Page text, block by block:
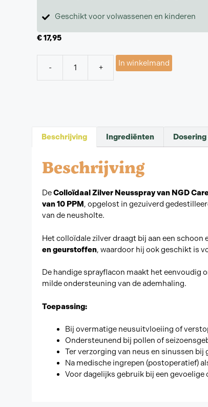
Geschikt voor volwassenen en kinderen
€17,95
- + In winkelmand
Beschrijving Ingrediënten
Beschrijving
DeColloïdaal Zilver Neusspray van NGD
van 10 PPM, opgelost in gezuiverd
van de neusholte.
Het colloïdale zilver draagt bij aan een
en geurstoffen, waardoor hij ook geschikt is
De handige sprayflacon maakt het eenvoudig
milde ondersteuning van de ademhaling.
Toepassing:
Bij overmatige neusuitvloeiing of
Ondersteunend bij pollen of
Ter verzorging van neus en sinussen bij
Na medische ingrepen (postoperatief)
Voor dagelijks gebruik bij een gevoelige